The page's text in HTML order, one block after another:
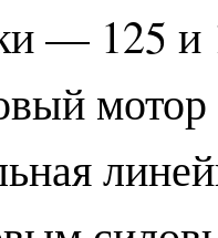
— 125 и